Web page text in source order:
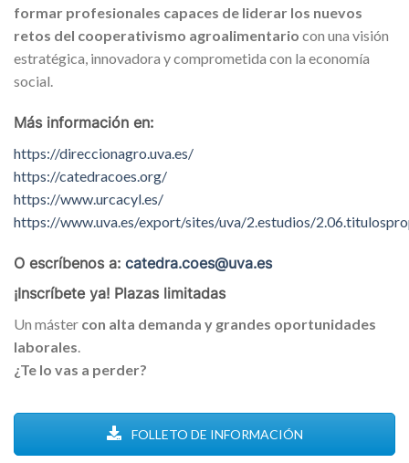
formar profesionales capaces de liderar los nuevos
retos del cooperativismo agroalimentario con una visión
estratégica, innovadora y comprometida con la economía
social.
Más información en:
https://direccionagro.uva.es/
https://catedracoes.org/
https://www.urcacyl.es/
https://www.uva.es/export/sites/uva/2.estudios/
O escríbenos a: catedra.coes@uva.es
¡Inscríbete ya! Plazas limitadas
Un máster con alta demanda y grandes oportunidades
laborales.
¿Te lo vas a perder?
FOLLETO DE INFORMACIÓN